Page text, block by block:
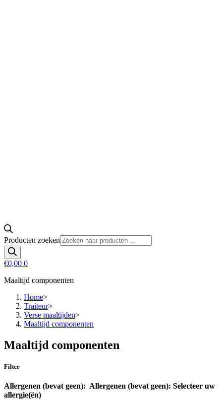
Producten zoeken
€0,00 0
Maaltijd componenten
Home>
Traiteur>
Verse maaltijden>
Maaltijd componenten
Maaltijd componenten
Filter
Allergenen (bevat geen): Allergenen (bevat geen): Selecteer uw
allergie(ën)